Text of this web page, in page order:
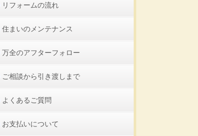
リフォームの流れ
住まいのメンテナンス
万全のアフターフォロー
ご相談から引き渡しまで
よくあるご質問
お支払いについて